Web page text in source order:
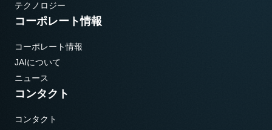
テクノロジー
コーポレート情報
コーポレート情報
JAIについて
ニュース
コンタクト
コンタクト